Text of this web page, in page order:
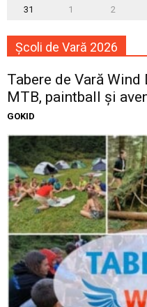
31 1 2
Școli de Vară 2026
Tabere de Vară
MTB, paintball și
GOKID